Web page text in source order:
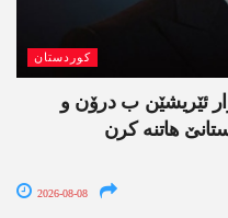
کوردستان
ئێریشێن ب درۆن و
ھاتنە کرن
2026-08-08